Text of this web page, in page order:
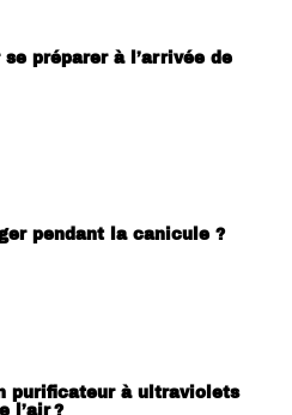
préparer à l’arrivée de
pendant la canicule ?
purificateur à ultraviolets
l’air ?